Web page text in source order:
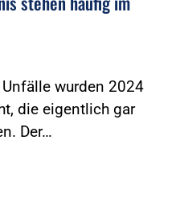
wurden 2024
die eigentlich gar
Der…